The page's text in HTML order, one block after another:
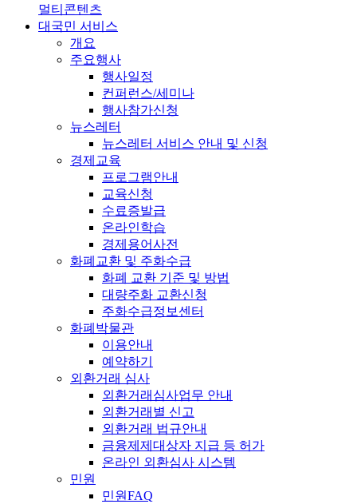
멀티콘텐츠
대국민 서비스
개요
주요행사
행사일정
컨퍼런스/세미나
행사참가신청
뉴스레터
뉴스레터 서비스 안내 및 신청
경제교육
프로그램안내
교육신청
수료증발급
온라인학습
경제용어사전
화폐교환 및 주화수급
화폐 교환 기준 및 방법
대량주화 교환신청
주화수급정보센터
화폐박물관
이용안내
예약하기
외환거래 심사
외환거래심사업무 안내
외환거래별 신고
외환거래 법규안내
금융제제대상자 지급 등 허가
온라인 외환심사 시스템
민원
민원FAQ